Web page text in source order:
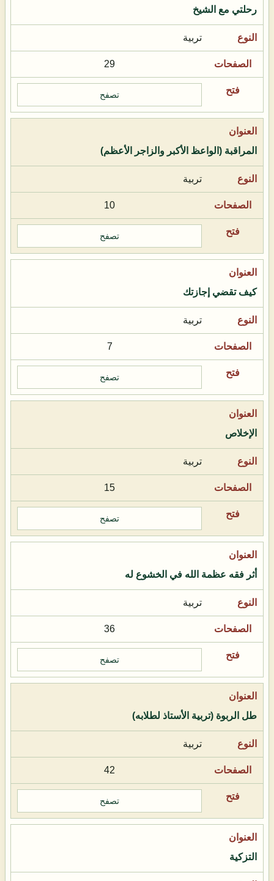
رحلتي مع الشيخ
تربية
29
تصفح
المراقبة (الواعظ الأكبر والزاجر الأعظم)
تربية
10
تصفح
كيف تقضي إجازتك
تربية
7
تصفح
الإخلاص
تربية
15
تصفح
أثر فقه عظمة الله في الخشوع له
تربية
36
تصفح
طل الربوة (تربية الأستاذ لطلابه)
تربية
42
تصفح
التزكية